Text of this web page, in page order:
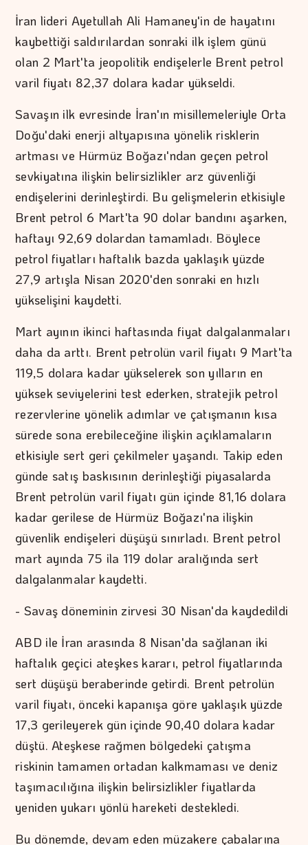
İran lideri Ayetullah Ali Hamaney'in de hayatını
kaybettiği saldırılardan sonraki ilk işlem günü
olan 2 Mart'ta jeopolitik endişelerle Brent petrol
varil fiyatı 82,37 dolara kadar yükseldi.
Savaşın ilk evresinde İran'ın misillemeleriyle Orta
Doğu'daki enerji altyapısına yönelik risklerin
artması ve Hürmüz Boğazı'ndan geçen petrol
sevkiyatına ilişkin belirsizlikler arz güvenliği
endişelerini derinleştirdi. Bu gelişmelerin etkisiyle
Brent petrol 6 Mart'ta 90 dolar bandını aşarken,
haftayı 92,69 dolardan tamamladı. Böylece
petrol fiyatları haftalık bazda yaklaşık yüzde
27,9 artışla Nisan 2020'den sonraki en hızlı
yükselişini kaydetti.
Mart ayının ikinci haftasında fiyat dalgalanmaları
daha da arttı. Brent petrolün varil fiyatı 9 Mart'ta
119,5 dolara kadar yükselerek son yılların en
yüksek seviyelerini test ederken, stratejik petrol
rezervlerine yönelik adımlar ve çatışmanın kısa
sürede sona erebileceğine ilişkin açıklamaların
etkisiyle sert geri çekilmeler yaşandı. Takip eden
günde satış baskısının derinleştiği piyasalarda
Brent petrolün varil fiyatı gün içinde 81,16 dolara
kadar gerilese de Hürmüz Boğazı'na ilişkin
güvenlik endişeleri düşüşü sınırladı. Brent petrol
mart ayında 75 ila 119 dolar aralığında sert
dalgalanmalar kaydetti.
- Savaş döneminin zirvesi 30 Nisan'da kaydedildi
ABD ile İran arasında 8 Nisan'da sağlanan iki
haftalık geçici ateşkes kararı, petrol fiyatlarında
sert düşüşü beraberinde getirdi. Brent petrolün
varil fiyatı, önceki kapanışa göre yaklaşık yüzde
17,3 gerileyerek gün içinde 90,40 dolara kadar
düştü. Ateşkese rağmen bölgedeki çatışma
riskinin tamamen ortadan kalkmaması ve deniz
taşımacılığına ilişkin belirsizlikler fiyatlarda
yeniden yukarı yönlü hareketi destekledi.
Bu dönemde, devam eden müzakere çabalarına